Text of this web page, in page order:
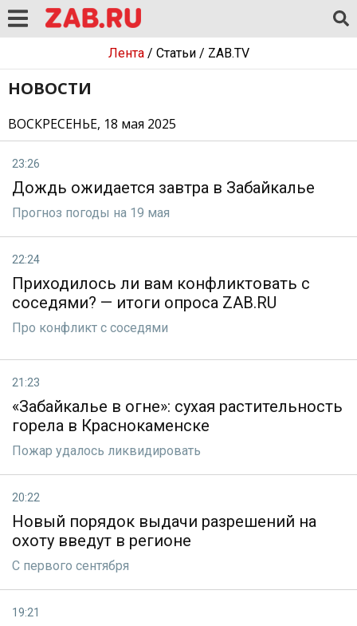
Лента/ Статьи/ ZAB.TV
НОВОСТИ
ВОСКРЕСЕНЬЕ, 18 мая 2025
23:26
Дождь ожидается завтра в Забайкалье
Прогноз погоды на 19 мая
22:24
Приходилось ли вам конфликтовать с
соседями? — итоги опроса ZAB.RU
Про конфликт с соседями
21:23
«Забайкалье в огне»: сухая растительность
горела в Краснокаменске
Пожар удалось ликвидировать
20:22
Новый порядок выдачи разрешений на
охоту введут в регионе
С первого сентября
19:21